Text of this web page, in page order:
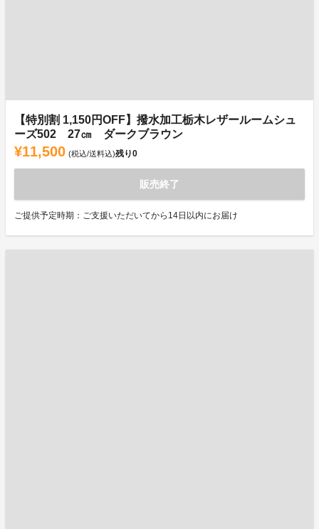
【特別割 1,150円OFF】撥水加工栃木レザールームシュ
ーズ502 27㎝ ダークブラウン
¥11,500 (税込/送料込)残り0
販売終了
ご提供予定時期：ご支援いただいてから14日以内にお届け